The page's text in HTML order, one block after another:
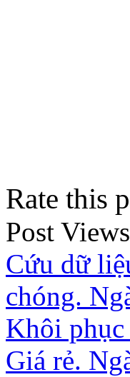
Rate this
Post
Cứu dữ
chóng.
Khôi
Giá rẻ.